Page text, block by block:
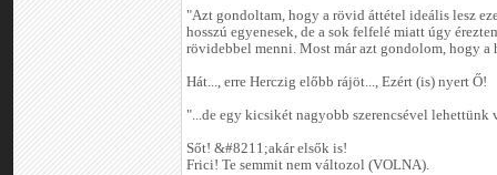
"Azt gondoltam, hogy a rövid áttétel ideális lesz
hosszú egyenesek, de a sok felfelé miatt úgy
rövidebbel menni. Most már azt gondolom, hogy a
Hát..., erre Herczig előbb rájöt..., Ezért (is) nyert Ő!
"...de egy kicsikét nagyobb szerencsével lehettünk
Sőt! &#8211;akár elsők is!
Frici! Te semmit nem változol (VOLNA).